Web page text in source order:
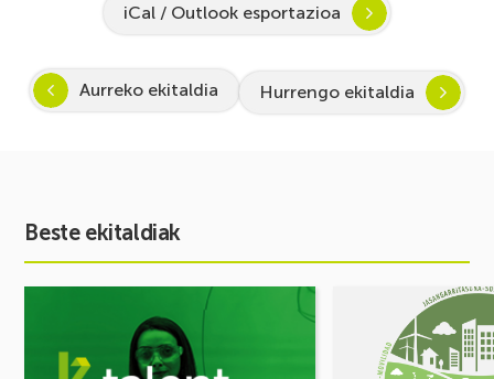
iCal / Outlook esportazioa
Aurreko ekitaldia Hurrengo ekitaldia
Beste ekitaldiak
STEAM
MUGIKORTASUN
FOROA